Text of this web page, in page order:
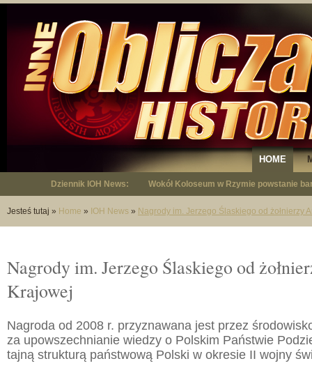
HOME
Dziennik IOH News: Wokół Koloseum w Rzymie powstanie
"Niepodległy - opowieść o Januszu
Jesteś tutaj » Home » IOH News » Nagrody im. Jerzego Ślaskiego od żołnierzy
Nagrody im. Jerzego Ślaskiego od
Krajowej
Nagroda od 2008 r. przyznawana jest przez
za upowszechnianie wiedzy o Polskim Państwie
tajną strukturą państwową Polski w okresie II wojny